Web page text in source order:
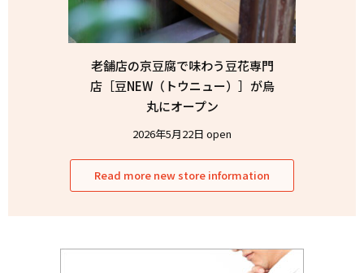
老舗店の京豆腐で味わう豆花専門
店［豆NEW（トウニュー）］が烏
丸にオープン
2026年5月22日 open
Read more new store information